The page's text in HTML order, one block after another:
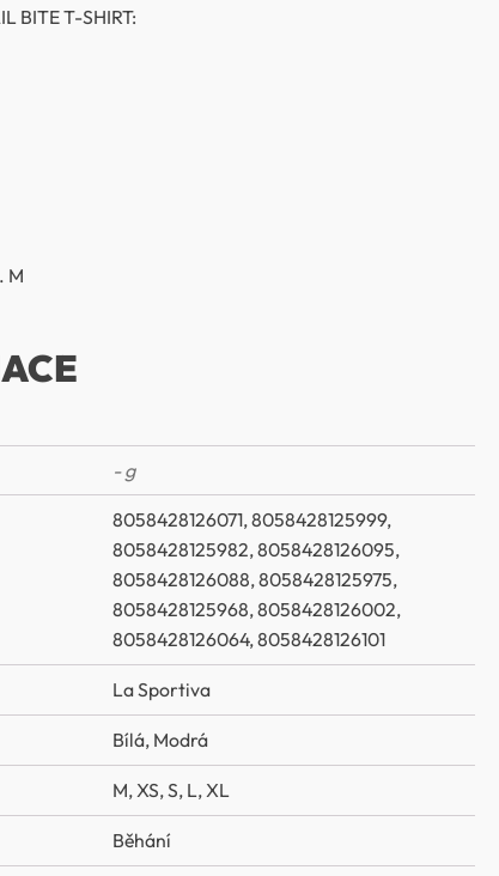
BITE T-SHIRT:
M
- g
8058428126071, 8058428125999,
8058428125982, 8058428126095,
8058428126088, 8058428125975,
8058428125968, 8058428126002,
8058428126064, 8058428126101
La Sportiva
Bílá, Modrá
M, XS, S, L, XL
Běhání